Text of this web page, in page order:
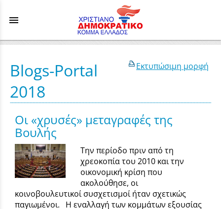
menu
Εκτυπώσιμη μορφή
Blogs-Portal
2018
Οι «χρυσές» μεταγραφές της
Βουλής
Την περίοδο πριν από τη
χρεοκοπία του 2010 και την
οικονομική κρίση που
ακολούθησε, οι
κοινοβουλευτικοί συσχετισμοί ήταν σχετικώς
παγιωμένοι. Η εναλλαγή των κομμάτων εξουσίας